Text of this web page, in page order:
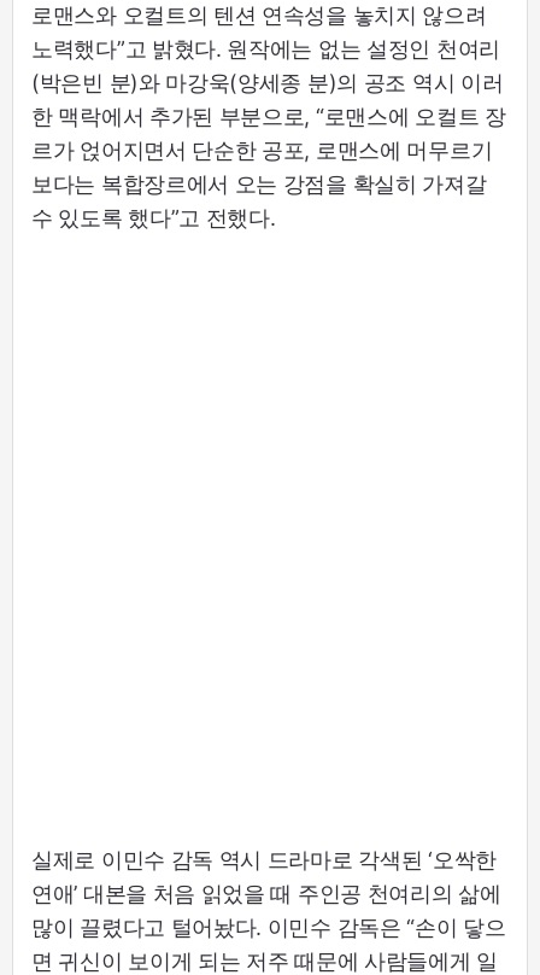
로맨스와 오컬트의 텐션 연속성을 놓치지 않으려
노력했다”고 밝혔다. 원작에는 없는 설정인 천여리
(박은빈 분)와 마강욱(양세종 분)의 공조 역시 이러
한 맥락에서 추가된 부분으로, “로맨스에 오컬트 장
르가 얹어지면서 단순한 공포, 로맨스에 머무르기
보다는 복합장르에서 오는 강점을 확실히 가져갈
수 있도록 했다”고 전했다.
실제로 이민수 감독 역시 드라마로 각색된 ‘오싹한
연애’ 대본을 처음 읽었을 때 주인공 천여리의 삶에
많이 끌렸다고 털어놨다. 이민수 감독은 “손이 닿으
면 귀신이 보이게 되는 저주 때문에 사람들에게 일